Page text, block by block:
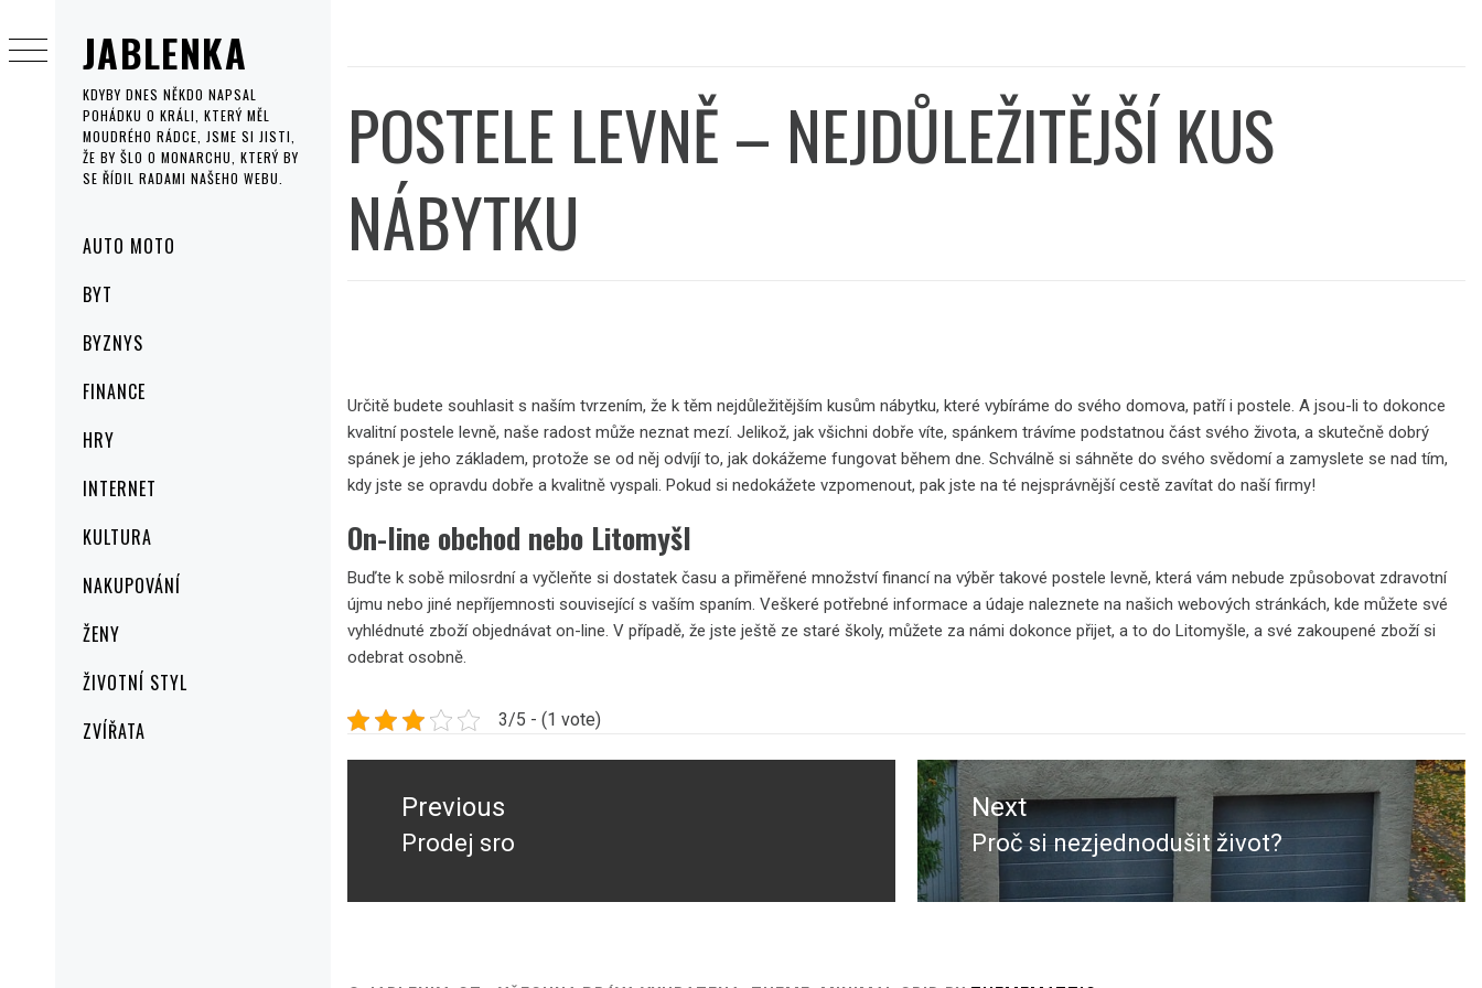
JABLENKA
KDYBY DNES NĚKDO NAPSAL
POHÁDKU O KRÁLI, KTERÝ MĚL
MOUDRÉHO RÁDCE, JSME SI JISTI,
ŽE BY ŠLO O MONARCHU, KTERÝ BY
SE ŘÍDIL RADAMI NAŠEHO WEBU.
MenuAUTO MOTO
BYT
BYZNYS
FINANCE
HRY
INTERNET
KULTURA
NAKUPOVÁNÍ
ŽENY
ŽIVOTNÍ STYL
ZVÍŘATA
to
content
POSTELE LEVNĚ – NEJDŮLEŽITĚJŠÍ KUS
NÁBYTKU
Určitě budete souhlasit s naším tvrzením, že k těm nejdůležitějším kusům nábytku, které vybíráme do svého domova, patří i postele. A jsou-li to dokonce
kvalitní postele levně, naše radost může neznat mezí. Jelikož, jak všichni dobře víte, spánkem trávíme podstatnou část svého života, a skutečně dobrý
spánek je jeho základem, protože se od něj odvíjí to, jak dokážeme fungovat během dne. Schválně si sáhněte do svého svědomí a zamyslete se nad tím,
kdy jste se opravdu dobře a kvalitně vyspali. Pokud si nedokážete vzpomenout, pak jste na té nejsprávnější cestě zavítat do naší firmy!
On-line obchod nebo Litomyšl
Buďte k sobě milosrdní a vyčleňte si dostatek času a přiměřené množství financí na výběr takové postele levně, která vám nebude způsobovat zdravotní
újmu nebo jiné nepříjemnosti související s vaším spaním. Veškeré potřebné informace a údaje naleznete na našich webových stránkách, kde můžete své
vyhlédnuté zboží objednávat on-line. V případě, že jste ještě ze staré školy, můžete za námi dokonce přijet, a to do Litomyšle, a své zakoupené zboží si
odebrat osobně.
3/5 - (1 vote)
Navigace
příspěvek
Previous
Previous
Prodej sro
Next
Next
post:
Proč si nezjednodušit život?